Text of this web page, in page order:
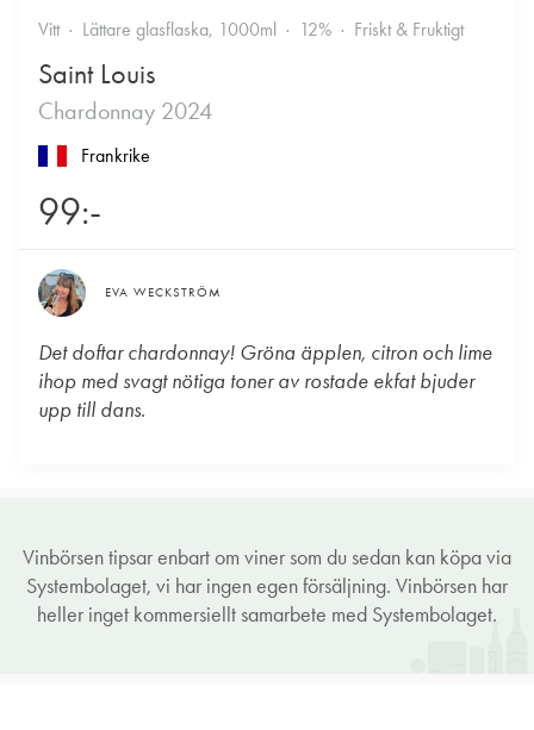
Vitt Lättare glasflaska, 1000ml 12% Friskt & Fruktigt
Saint Louis
Chardonnay 2024
Frankrike
99:-
EVA WECKSTRÖM
Det doftar chardonnay! Gröna äpplen, citron och lime
ihop med svagt nötiga toner av rostade ekfat bjuder
upp till dans.
Vinbörsen tipsar enbart om viner som du sedan kan köpa via
Systembolaget, vi har ingen egen försäljning. Vinbörsen har
heller inget kommersiellt samarbete med Systembolaget.